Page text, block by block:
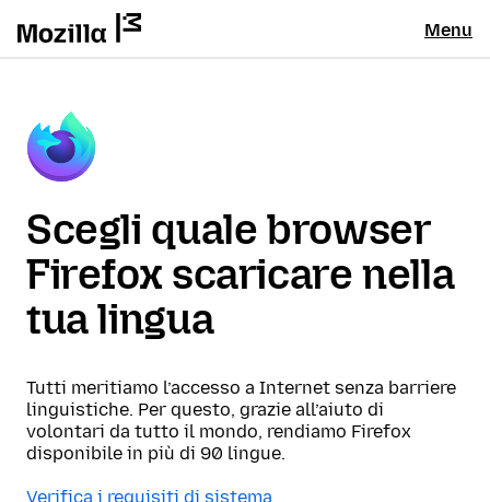
Menu
Scegli quale browser
Firefox scaricare nella
tua lingua
Tutti meritiamo l’accesso a Internet senza barriere
linguistiche. Per questo, grazie all’aiuto di
volontari da tutto il mondo, rendiamo Firefox
disponibile in più di 90 lingue.
Verifica i requisiti di sistema